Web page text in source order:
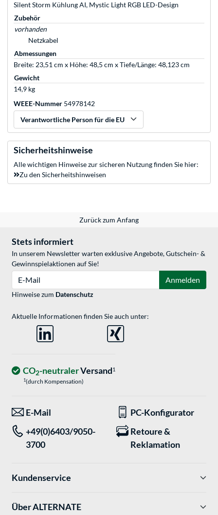
Silent Storm Kühlung AI, Mystic Light RGB LED-Design
Zubehör
vorhanden
Netzkabel
Abmessungen
Breite: 23,51 cm x Höhe: 48,5 cm x Tiefe/Länge: 48,123 cm
Gewicht
14,9 kg
WEEE-Nummer 54978142
Verantwortliche Person für die EU
Sicherheitshinweise
Alle wichtigen Hinweise zur sicheren Nutzung finden Sie hier:
Zu den Sicherheitshinweisen
Zurück zum Anfang
Stets informiert
In unserem Newsletter warten exklusive Angebote, Gutschein- &
Gewinnspielaktionen auf Sie!
Anmelden
Hinweise zum Datenschutz
Aktuelle Informationen finden Sie auch unter:
CO2-neutralerVersand1
1(durch Kompensation)
E-Mail
PC-Konfigurator
+49(0)6403/9050-
3700
Retoure &
Reklamation
Kundenservice
Über ALTERNATE